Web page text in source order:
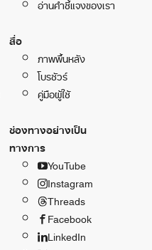
สื่อ
ภาพพื้นหลัง
โบรชัวร์
คู่มือผู้ใช้
ช่องทางอย่างเป็น
ทางการ
YouTube
Instagram
Threads
Facebook
LinkedIn